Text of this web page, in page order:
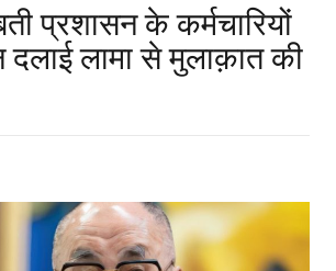
प्रशासन के कर्मचारियों
दलाई लामा से मुलाक़ात की